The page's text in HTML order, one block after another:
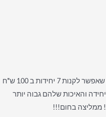
אני רוצה להגיד פשוט ואוו!! לא להאמין שאפשר לקנות 7 יחידות ב 100 ש"ח
את אותו מוצר ב 65 שח ליחידה והאיכות שלהם גבוה יותר
! ממליצה בחום!!!